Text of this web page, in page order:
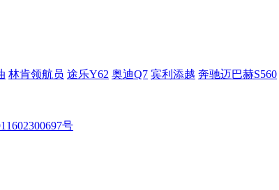
林肯领航员 途乐Y62 奥迪Q7 宾利添越 奔驰迈巴赫S560
号